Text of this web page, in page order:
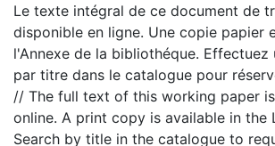
Le texte intégral de ce document de
disponible en ligne. Une copie papier
l'Annexe de la bibliothéque. Effectuez
par titre dans le catalogue pour
// The full text of this working paper
online. A print copy is available in the
Search by title in the catalogue to